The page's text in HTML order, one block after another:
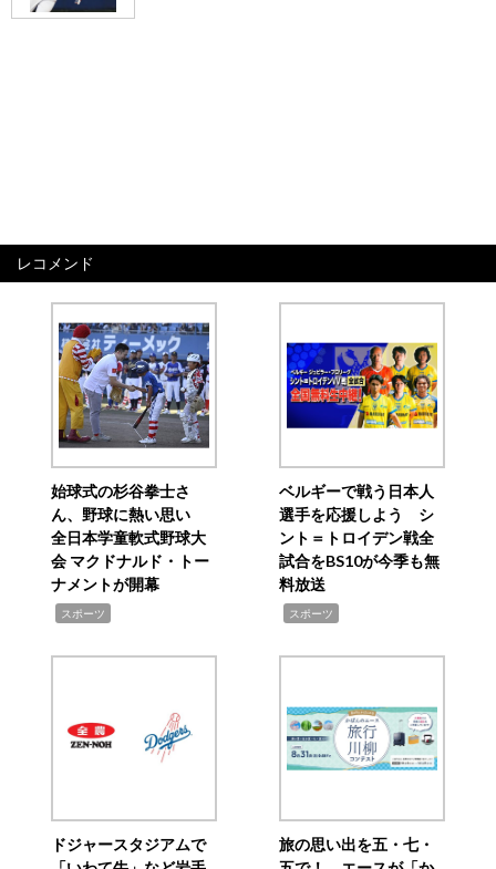
レコメンド
始球式の杉谷拳士さ
ん、野球に熱い思い
全日本学童軟式野球大
会 マクドナルド・トー
ナメントが開幕
スポーツ
ベルギーで戦う日本人
選手を応援しよう シ
ント＝トロイデン戦全
試合をBS10が今季も無
料放送
スポーツ
ドジャースタジアムで
旅の思い出を五・七・